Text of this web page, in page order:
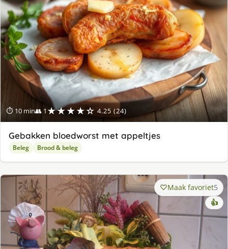
⏱ 10 min👥 1 ★★★★☆ 4.25 (24)
Gebakken bloedworst met appeltjes
Beleg Brood & beleg
Maak favoriet5
👍